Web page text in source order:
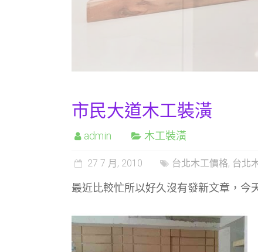
市民大道木工裝潢
admin 木工裝潢
27 7 月, 2010 台北木工價格, 台北
最近比較忙所以好久沒有發新文章，今